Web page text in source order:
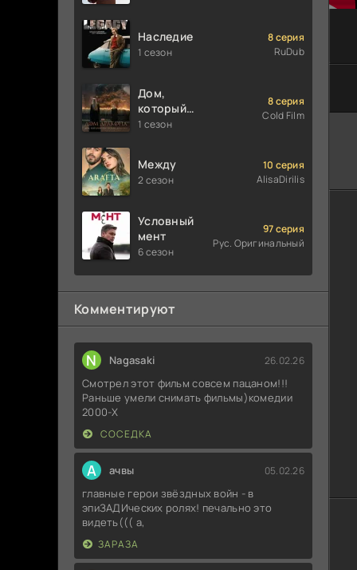
Наследие
1 сезон
8 серия
RuDub
Дом,
который
построили
1 сезон
8 серия
Cold Film
Между
2 сезон
10 серия
AlisaDirilis
Условный
мент
6 сезон
97 серия
Рус. Оригинальный
Комментируют
N Nagasaki 26.02.26
Смотрел этот фильм совсем пацаном!!!
Раньше умели снимать фильмы)комедии
2000-X
СОСЕДКА
А ачвы 05.02.26
главные герои звёздных войн - в
эпиЗАДИческих ролях! печально это
видеть((( а,
ЗАРАЗА